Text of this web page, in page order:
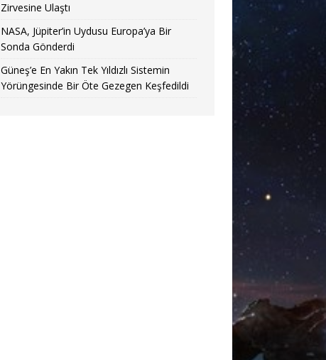
Zirvesine Ulaştı
NASA, Jüpiter’in Uydusu Europa’ya Bir
Sonda Gönderdi
Güneş’e En Yakın Tek Yıldızlı Sistemin
Yörüngesinde Bir Öte Gezegen Keşfedildi